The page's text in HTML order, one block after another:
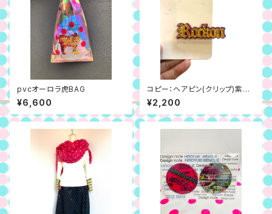
pvcオーロラ虎BAG
¥6,600
コピー：ヘアピン(クリップ)紫×
ゴールド
¥2,200